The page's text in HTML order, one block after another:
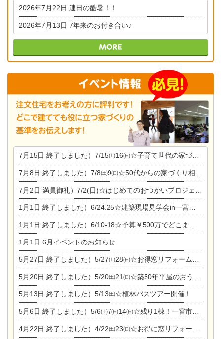
2026年7月22日 連日の酷暑！！
2026年7月13日 7年来のお付き合い♪
7月15日 終了しました）7/15㈯16㈰☆子育て世代の家づくり相談会
7月8日 終了しました）7/8㈯9㈰☆50代からの家づくり相談会
7月2日 満員御礼）7/2(日)☆はじめてのおつかいプロジェクト
1月1日 終了しました）6/24.25☆建築現場見学会in一宮市木曽川町
1月1日 終了しました）6/10-18☆予算￥500万でどこまでできるの？リフォーム相談会
1月1日 6月イベントのお知らせ
5月27日 終了しました）5/27㈯28㈰☆お得窓リフォーム個別相談会
5月20日 終了しました）5/20㈯21㈰☆築50年平屋のおうちリノベーション完成見学会
5月13日 終了しました）5/13㈯☆植林バスツアー開催！
5月6日 終了しました）5/6㈯7㈰14㈰☆残り1棟！一宮市限定モニター募集相談会(新築・建替え)
4月22日 終了しました）4/22㈯23㈰☆お得に窓リフォーム個別相談会